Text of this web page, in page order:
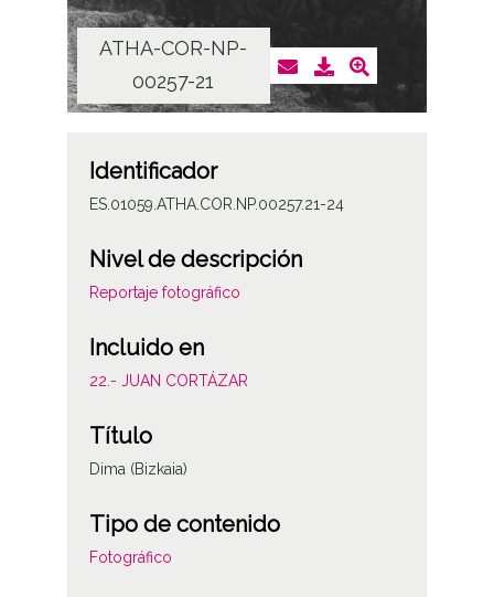
ATHA-COR-NP-
00257-21
Identificador
ES.01059.ATHA.COR.NP.00257.21-24
Nivel de descripción
Reportaje fotográfico
Incluido en
22.- JUAN CORTÁZAR
Título
Dima (Bizkaia)
Tipo de contenido
Fotográfico